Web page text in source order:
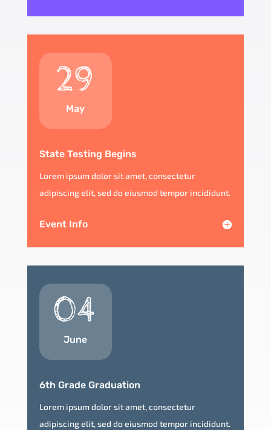
29
May
State Testing Begins
Lorem ipsum dolor sit amet, consectetur
adipiscing elit, sed do eiusmod tempor incididunt.
Event Info
04
June
6th Grade Graduation
Lorem ipsum dolor sit amet, consectetur
adipiscing elit, sed do eiusmod tempor incididunt.